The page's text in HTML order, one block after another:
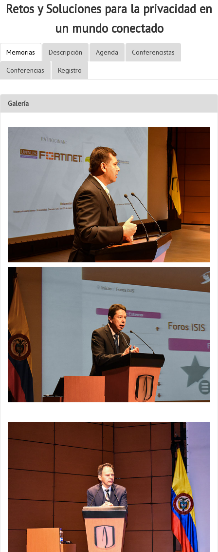
Retos y Soluciones para la privacidad en
un mundo conectado
Memorias Descripción Agenda Conferencistas
Conferencias Registro
Galería